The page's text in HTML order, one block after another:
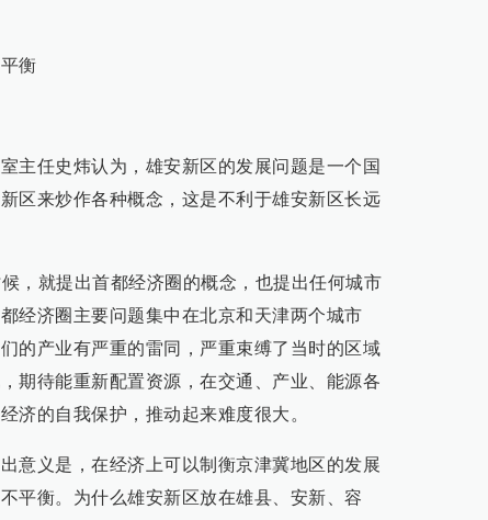
衡
主任史炜认为，雄安新区的发展问题是一个国
区来炒作各种概念，这是不利于雄安新区长远
，就提出首都经济圈的概念，也提出任何城市
经济圈主要问题集中在北京和天津两个城市
的产业有严重的雷同，严重束缚了当时的区域
期待能重新配置资源，在交通、产业、能源各
济的自我保护，推动起来难度很大。
意义是，在经济上可以制衡京津冀地区的发展
平衡。为什么雄安新区放在雄县、安新、容